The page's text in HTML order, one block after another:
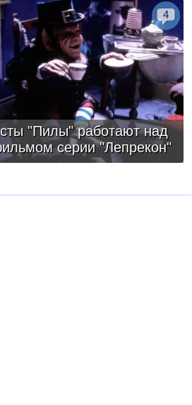
"Пилы" работают над
серии "Лепрекон"
4